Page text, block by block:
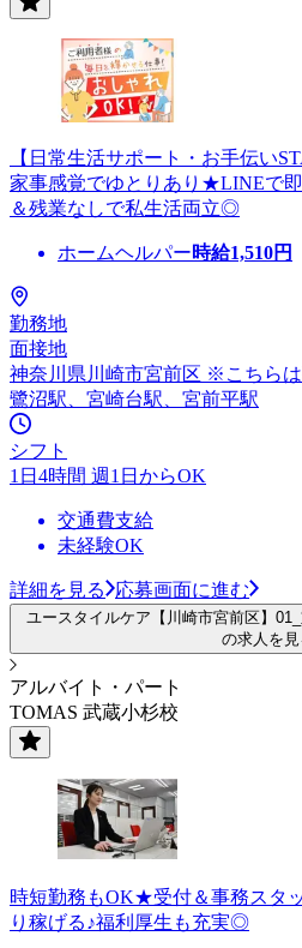
【日常生活サポート・お手伝い
家事感覚でゆとりあり★LINEで
＆残業なしで私生活両立◎
ホームヘルパー時給1,510円
勤務地
面接地
神奈川県川崎市宮前区 ※こちらは
鷺沼駅、宮崎台駅、宮前平駅
シフト
1日4時間 週1日からOK
交通費支給
未経験OK
詳細を見る 応募画面に進む
ユースタイルケア【川崎市宮前区】
の求人を見
アルバイト・パート
TOMAS 武蔵小杉校
時短勤務もOK★受付＆事務スタ
り稼げる♪福利厚生も充実◎